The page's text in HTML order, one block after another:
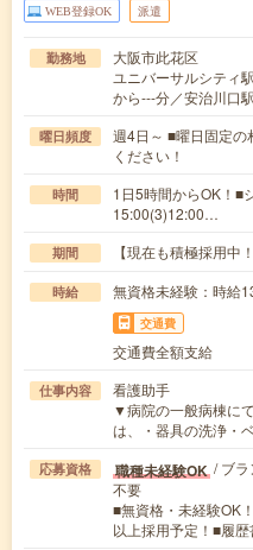
WEB登録OK 派遣
勤務地
大阪市此花区
ユニバーサルシティ
から---分／安治川口
曜日頻度
週4日～ ■曜日固定の
ください！
時間
1日5時間からOK！■
15:00(3)12:00…
期間 【現在も積極採用中
時給 無資格未経験：時
交通費
交通費全額支給
仕事内容
看護助手
▼病院の一般病棟に
は、・器具の洗浄・
応募資格 職種未経験OK / ブ
不要
■無資格・未経験OK
以上採用予定！■履